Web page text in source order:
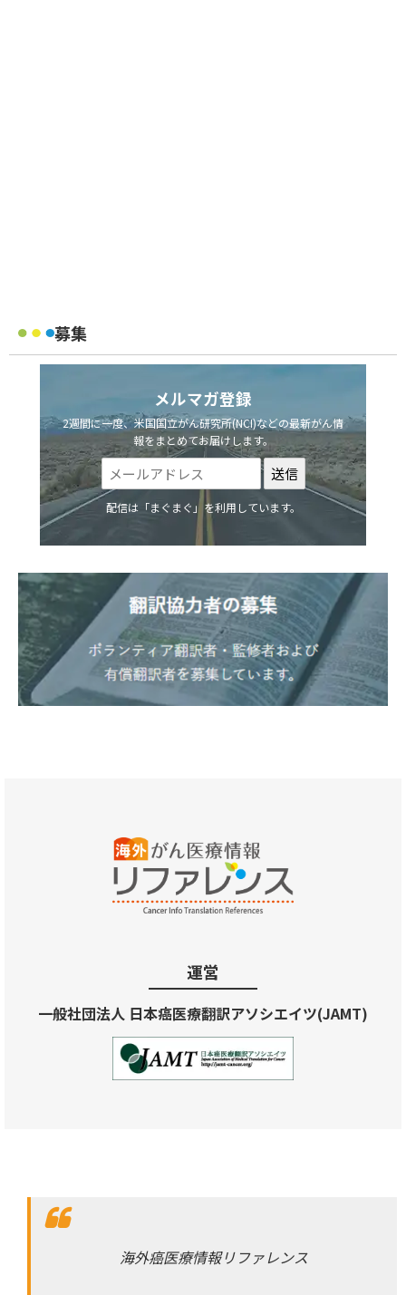
募集
メルマガ登録
2週間に一度、米国国立がん研究所(NCI)などの最新がん情
報をまとめてお届けします。
配信は「まぐまぐ」を利用しています。
運営
一般社団法人 日本癌医療翻訳アソシエイツ(JAMT)
海外癌医療情報リファレンス